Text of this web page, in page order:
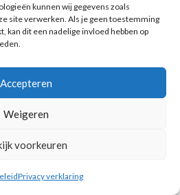
kunnen wij gegevens zoals
site verwerken. Als je geen toestemming
kan dit een nadelige invloed hebben op
Accepteren
Weigeren
voorkeuren
Privacy verklaring
mijn grote passie. met mijn gezin
naar de meest bijzondere plekken.
en tips voor jouw reizen.